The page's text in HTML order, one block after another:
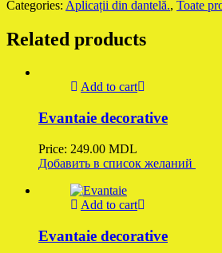
Categories: Aplicații din dantelă., Toate
Related products
Add to cart
Evantaie decorative
Price: 249.00 MDL
Добавить в список желаний
Add to cart
Evantaie decorative